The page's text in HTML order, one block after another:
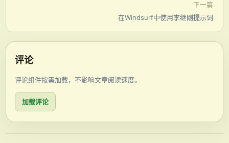
下一篇
在Windsurf中使用李继刚提示词
评论
评论组件按需加载，不影响文章阅读速度。
加载评论